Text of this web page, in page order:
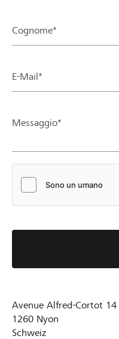
Cognome*
E-Mail*
Messaggio*
Avenue Alfred-Cortot 14
1260 Nyon
Schweiz